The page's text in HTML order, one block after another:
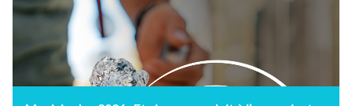
La campagne d’été du CIEAU
Recevoir AQUAE